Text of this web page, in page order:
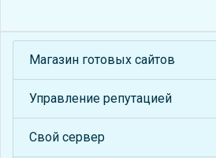
Магазин готовых сайтов
Управление репутацией
Свой сервер